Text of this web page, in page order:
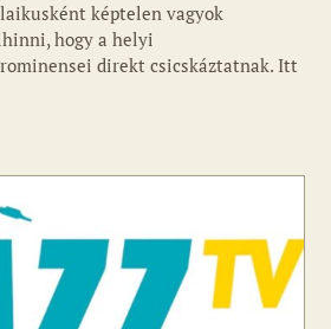
képtelen vagyok
hogy a helyi
direkt csicskáztatnak. Itt